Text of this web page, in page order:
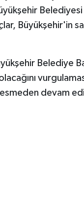
Büyükşehir'in
Belediye
olacağını
devam